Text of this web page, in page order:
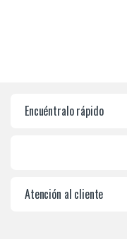
Encuéntralo rápido
Atención al cliente